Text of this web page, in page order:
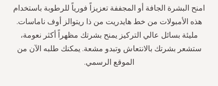
امنح البشرة الجافة أو المجففة تعزيزاً فورياً للرطوبة باستخدام
هذه الأمبولات من خط هايدريت من ذا ريتوالز أوف ناماسات.
مليئة بسائل عالي التركيز يمنح بشرتك مظهراً أكثر نعومة،
ستشعر بشرتك بالانتعاش وتبدو مشعة. يمكنك طلبه الآن من
الموقع الرسمي.